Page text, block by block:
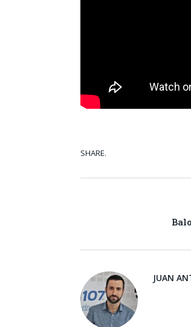
SHARE.
JUAN